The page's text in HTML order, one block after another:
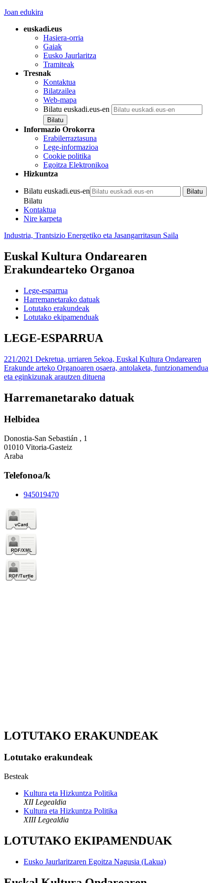
Joan edukira
euskadi.eus
Hasiera-orria
Gaiak
Eusko Jaurlaritza
Tramiteak
Tresnak
Kontaktua
Bilatzailea
Web-mapa
Bilatu euskadi.eus-en
Informazio Orokorra
Erabilerraztasuna
Lege-informazioa
Cookie politika
Egoitza Elektronikoa
Hizkuntza
Bilatu euskadi.eus-en
Bilatu
Kontaktua
Nire karpeta
Industria, Trantsizio Energetiko eta Jasangarritasun Saila
Euskal Kultura Ondarearen
Erakundearteko Organoa
Lege-esparrua
Harremanetarako datuak
Lotutako erakundeak
Lotutako ekipamenduak
LEGE-ESPARRUA
221/2021 Dekretua, urriaren 5ekoa, Euskal Kultura Ondarearen
Erakunde arteko Organoaren osaera, antolaketa, funtzionamendua
eta eginkizunak arautzen dituena
Harremanetarako datuak
Helbidea
Donostia-San Sebastián , 1
01010 Vitoria-Gasteiz
Araba
Telefonoa/k
945019470
LOTUTAKO ERAKUNDEAK
Lotutako erakundeak
Besteak
Kultura eta Hizkuntza Politika
XII Legealdia
Kultura eta Hizkuntza Politika
XIII Legealdia
LOTUTAKO EKIPAMENDUAK
Eusko Jaurlaritzaren Egoitza Nagusia (Lakua)